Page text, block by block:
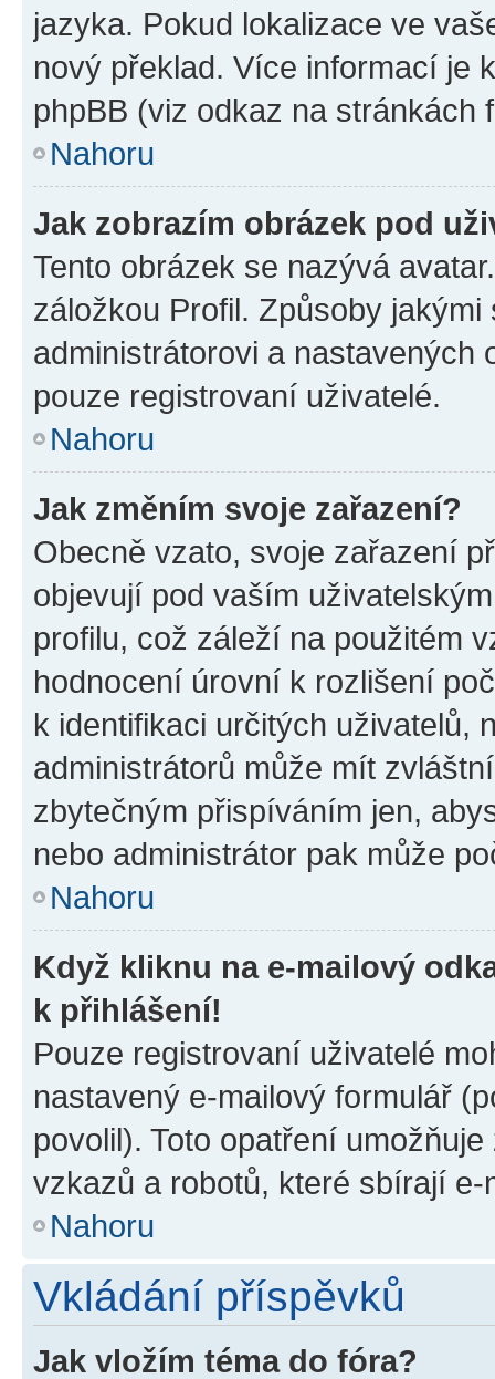
jazyka. Pokud lokalizace ve
nový překlad. Více informací je
phpBB (viz odkaz na stránkách
Nahoru
Jak zobrazím obrázek pod
Tento obrázek se nazývá
záložkou Profil. Způsoby
administrátorovi a nastavených
pouze registrovaní uživatelé.
Nahoru
Jak změním svoje zařazení?
Obecně vzato, svoje zařazení
objevují pod vaším
profilu, což záleží na použitém
hodnocení úrovní k rozlišení
k identifikaci určitých uživatelů,
administrátorů může mít
zbytečným přispíváním jen,
nebo administrátor pak může
Nahoru
Když kliknu na e-mailový
k přihlášení!
Pouze registrovaní uživatelé
nastavený e-mailový formulář
povolil). Toto opatření
vzkazů a robotů, které sbírají e-
Nahoru
Vkládání příspěvků
Jak vložím téma do fóra?